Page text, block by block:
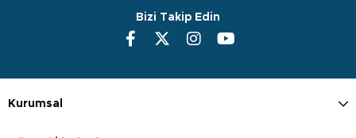
Bizi Takip Edin
Kurumsal